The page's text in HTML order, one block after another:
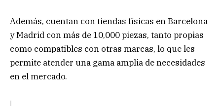
Además, cuentan con tiendas físicas en Barcelona
y Madrid con más de 10,000 piezas, tanto propias
como compatibles con otras marcas, lo que les
permite atender una gama amplia de necesidades
en el mercado.